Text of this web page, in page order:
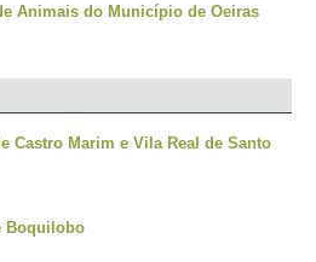
Animais do Município de Oeiras
Castro Marim e Vila Real de Santo
Boquilobo